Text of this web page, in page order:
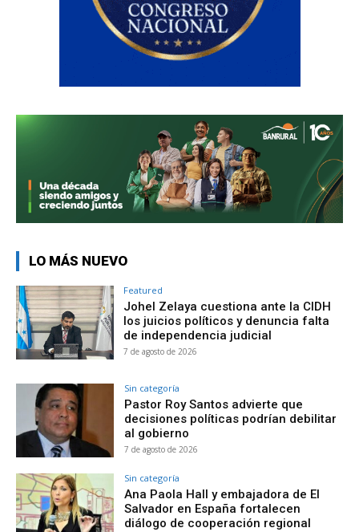
LO MÁS NUEVO
Featured
Johel Zelaya cuestiona ante la CIDH
los juicios políticos y denuncia falta
de independencia judicial
7 de agosto de 2026
Sin categoría
Pastor Roy Santos advierte que
decisiones políticas podrían debilitar
al gobierno
7 de agosto de 2026
Sin categoría
Ana Paola Hall y embajadora de El
Salvador en España fortalecen
diálogo de cooperación regional